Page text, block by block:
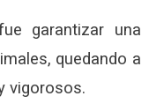
garantizar una
quedando a
vigorosos.